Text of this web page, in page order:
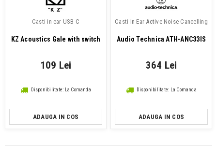
Casti in-ear USB-C
KZ Acoustics Gale with switch
109 Lei
Disponibilitate: La Comanda
ADAUGA IN COS
Casti In Ear Active Noise Cancelling
Audio Technica ATH-ANC33IS
364 Lei
Disponibilitate: La Comanda
ADAUGA IN COS